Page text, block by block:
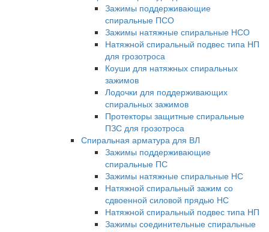
Зажимы поддерживающие
спиральные ПСО
Зажимы натяжные спиральные НСО
Натяжной спиральный подвес типа НП
для грозотроса
Коуши для натяжных спиральных
зажимов
Лодочки для поддерживающих
спиральных зажимов
Протекторы защитные спиральные
ПЗС для грозотроса
Спиральная арматура для ВЛ
Зажимы поддерживающие
спиральные ПС
Зажимы натяжные спиральные НС
Натяжной спиральный зажим со
сдвоенной силовой прядью НС
Натяжной спиральный подвес типа НП
Зажимы соединительные спиральные